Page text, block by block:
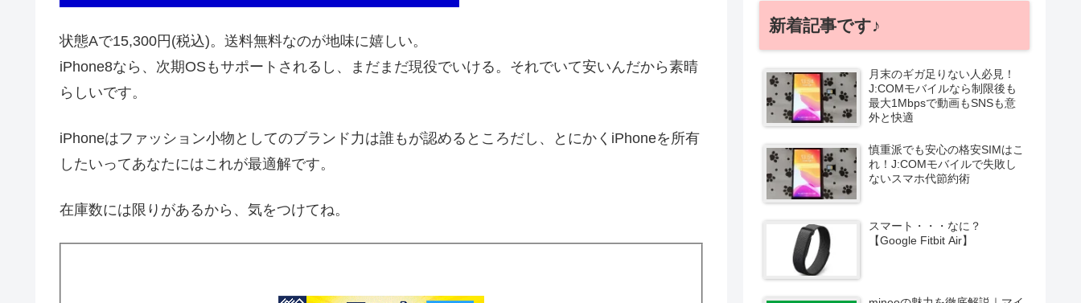
状態Aで15,300円(税込)。送料無料なのが地味に嬉しい。
iPhone8なら、次期OSもサポートされるし、まだまだ現役でいける。それでいて安いんだから素晴
らしいです。
iPhoneはファッション小物としてのブランド力は誰もが認めるところだし、とにかくiPhoneを所有
したいってあなたにはこれが最適解です。
在庫数には限りがあるから、気をつけてね。
新着記事です♪
月末のギガ足りない人必見！
J:COMモバイルなら制限後も
最大1Mbpsで動画もSNSも意
外と快適
慎重派でも安心の格安SIMはこ
れ！J:COMモバイルで失敗し
ないスマホ代節約術
スマート・・・なに？
【Google Fitbit Air】